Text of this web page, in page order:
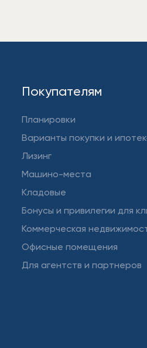
Покупателям
Планировки
Варианты покупки и
Лизинг
Машино-места
Кладовые
Бонусы и привилегии для
Коммерческая
Офисные помещения
Для агентств и партнеров